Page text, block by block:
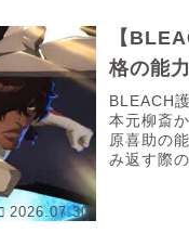
2026.07.30
【
格の能
BLEACH
本元柳斎
原喜助の
み返す際